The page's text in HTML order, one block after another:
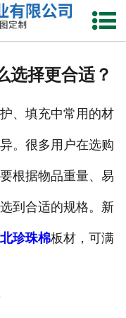
网站首页
新闻动态
资质荣誉
选择更合适？
、填充中常用的材
。很多用户在选购
根据物品重量、易
到合适的规格。新
珍珠棉板材，可满